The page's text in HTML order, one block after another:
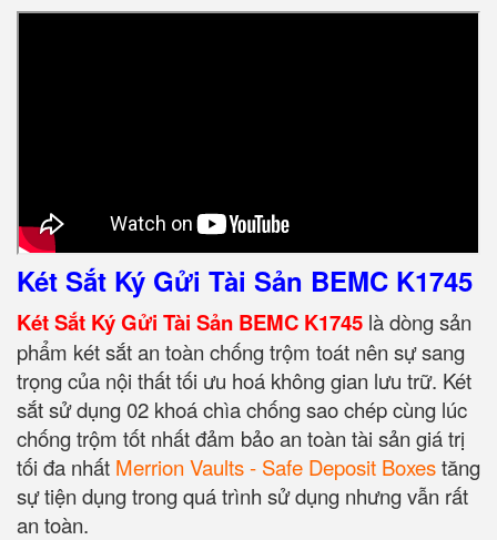
Két Sắt Ký Gửi Tài Sản BEMC K1745
Két Sắt Ký Gửi Tài Sản BEMC K1745 là dòng sản
phẩm két sắt an toàn chống trộm toát nên sự sang
trọng của nội thất tối ưu hoá không gian lưu trữ. Két
sắt sử dụng 02 khoá chìa chống sao chép cùng lúc
chống trộm tốt nhất đảm bảo an toàn tài sản giá trị
tối đa nhất Merrion Vaults - Safe Deposit Boxestăng
sự tiện dụng trong quá trình sử dụng nhưng vẫn rất
an toàn.